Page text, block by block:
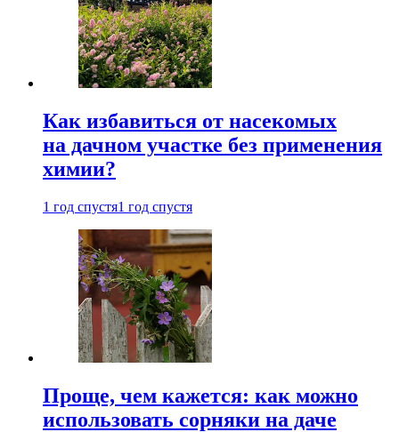
Как избавиться от насекомых
на дачном участке без применения
химии?
1 год спустя1 год спустя
Проще, чем кажется: как можно
использовать сорняки на даче